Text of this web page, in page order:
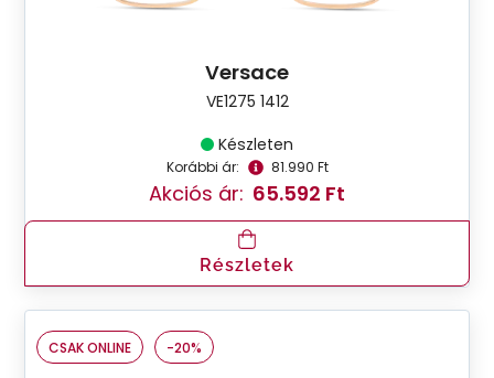
Versace
VE1275 1412
Készleten
Korábbi ár: 81.990 Ft
Akciós ár: 65.592 Ft
Részletek
CSAK ONLINE -20%